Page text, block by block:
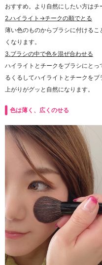
おすすめ。より自然にしたい方はチ
2.ハイライト→チークの順でとる
薄い色のものからブラシに付ける
くなります。
3.ブラシの中で色を混ぜ合わせる
ハイライトとチークをブラシにとっ
るくるしてハイライトとチークを
上がりがグッと自然になります。
色は薄く、広くのせる